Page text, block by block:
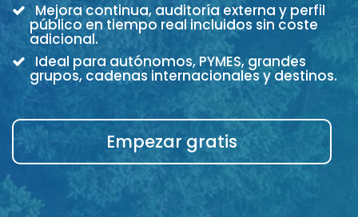
Mejora continua, auditoría externa y perfil
público en tiempo real incluidos sin coste
adicional.
Ideal para autónomos, PYMES, grandes
grupos, cadenas internacionales y destinos.
Empezar gratis